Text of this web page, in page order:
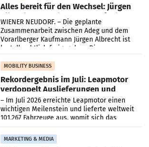
Alles bereit für den Wechsel: Jürgen
Albrecht setzt ab 1.1.2027 auf Adeg
WIENER NEUDORF. – Die geplante
Zusammenarbeit zwischen Adeg und dem
Vorarlberger Kaufmann Jürgen Albrecht ist
kartellrechtlich freigegeben: Die
Bundeswettbewerbsbehörde und der
Bundeskartellanwalt
MOBILITY BUSINESS
Rekordergebnis im Juli: Leapmotor
verdoppelt Auslieferungen und
überschreitet die 100.000er-Marke
– Im Juli 2026 erreichte Leapmotor einen
wichtigen Meilenstein und lieferte weltweit
101.267 Fahrzeuge aus, womit sich das
Ergebnis gegenüber Juli 2025 mehr als
verdoppelte (+102
MARKETING & MEDIA